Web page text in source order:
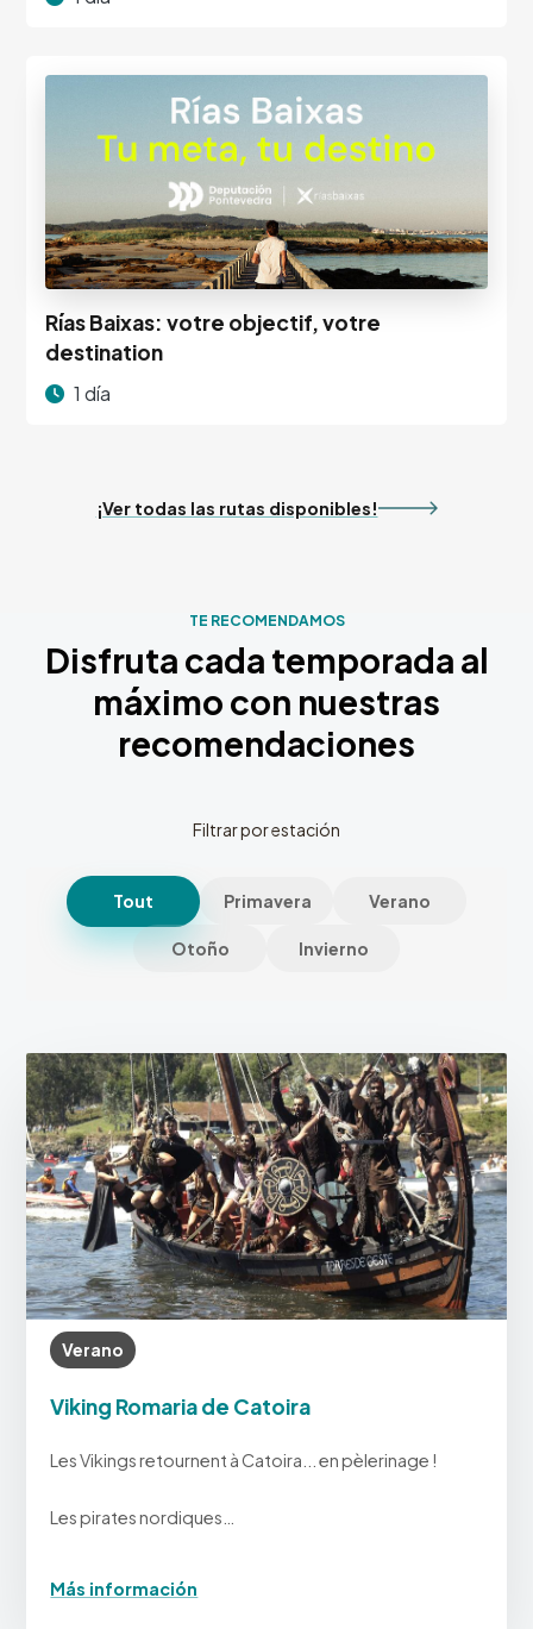
Rías Baixas: votre objectif, votre
destination
1 día
¡Ver todas las rutas disponibles!
TE RECOMENDAMOS
Disfruta cada temporada al
máximo con nuestras
recomendaciones
Filtrar por estación
Tout Primavera Verano
Otoño Invierno
Verano
Viking Romaria de Catoira
Les Vikings retournent à Catoira... en pèlerinage !
Les pirates nordiques…
Más información